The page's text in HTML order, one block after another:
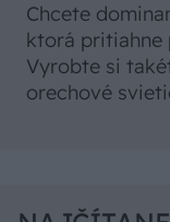
Chcete
ktorá pritiahne
Vyrobte si
orechové